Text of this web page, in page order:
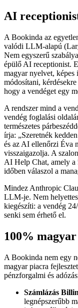
AI
A Bookinda az
valódi LLM-alapú
Nem egyszerű
épülő AI receptionist.
magyar nyelvet,
módosítani,
hogy a vendéget egy
A rendszer mind a
vendég foglalási
természetes
írja: „Szeretnék
és az AI ellenőrzi Éva
visszaigazolja. A
AI Help Chat, amely a
időben válaszol a
Mindez Anthropic
LLM-je. Nem
kiegészíti: a vendég
senki sem érhető el.
100%
A Bookinda nem egy
magyar piacra
pénzforgalmi és
Számlázás
legnépszerűbb